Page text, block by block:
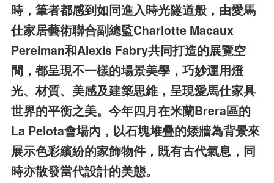
時，筆者都感到如同進入時光隧道般，由愛馬
仕家居藝術聯合副總監Charlotte Macaux
Perelman和Alexis Fabry共同打造的展覽空
間，都呈現不一樣的場景美學，巧妙運用燈
光、材質、美感及建築思維，呈現愛馬仕家具
世界的平衡之美。今年四月在米蘭Brera區的
La Pelota會場內，以石塊堆疊的矮牆為背景來
展示色彩繽紛的家飾物件，既有古代氣息，同
時亦散發當代設計的美態。